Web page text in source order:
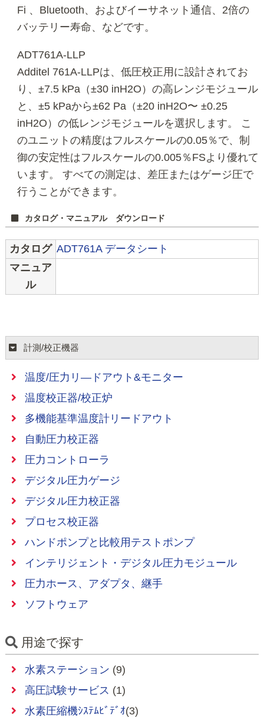
計測/校正機器
温度/圧力リ―ドアウト&モニター
温度校正器/校正炉
多機能基準温度計リードアウト
自動圧力校正器
圧力コントローラ
デジタル圧力ゲージ
デジタル圧力校正器
プロセス校正器
ハンドポンプと比較用テストポンプ
インテリジェント・デジタル圧力モジュール
圧力ホース、アダプタ、継手
ソフトウェア
用途で探す
水素ステーション (9)
高圧試験サービス (1)
水素圧縮機ｼｽﾃﾑﾋﾞﾃﾞｵ(3)
Fi 、Bluetooth、およびイーサネット通信、2倍の
バッテリー寿命、などです。
ADT761A-LLP
Additel 761A-LLPは、低圧校正用に設計されてお
り、±7.5 kPa（±30 inH2O）の高レンジモジュール
と、±5 kPaから±62 Pa（±20 inH2O〜 ±0.25
inH2O）の低レンジモジュールを選択します。 こ
のユニットの精度はフルスケールの0.05％で、制
御の安定性はフルスケールの0.005％FSより優れて
います。 すべての測定は、差圧またはゲージ圧で
行うことができます。
カタログ・マニュアル ダウンロード
カタログ ADT761A データシート
マニュア
ル